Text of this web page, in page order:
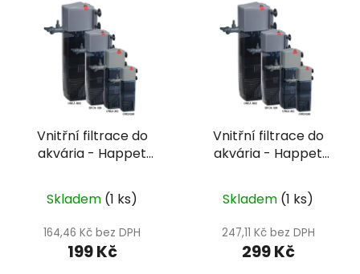
Vnitřní filtrace do
akvária - Happet
Skladem (1 ks)
164,46 Kč bez DPH
199 Kč
Vnitřní filtrace do
akvária - Happet
Skladem (1 ks)
247,11 Kč bez DPH
299 Kč